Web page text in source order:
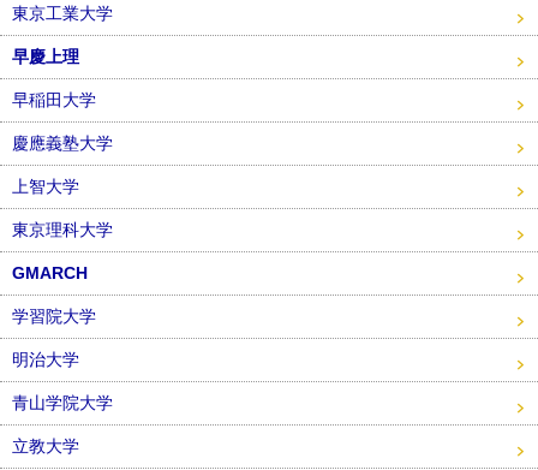
東京工業大学
早慶上理
早稲田大学
慶應義塾大学
上智大学
東京理科大学
GMARCH
学習院大学
明治大学
青山学院大学
立教大学